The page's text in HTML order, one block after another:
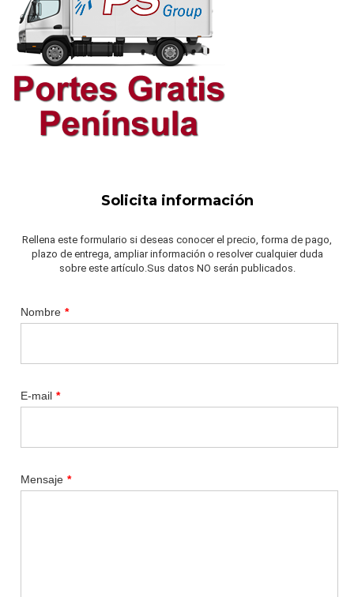
Solicita información
Rellena este formulario si deseas conocer el precio, forma de pago,
plazo de entrega, ampliar información o resolver cualquier duda
sobre este artículo.Sus datos NO serán publicados.
Nombre *
E-mail *
Mensaje *